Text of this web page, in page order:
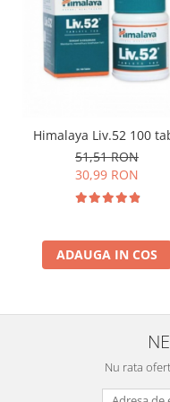
Himalaya Liv.52 100
51,51 RON
30,99 RON
ADAUGA IN COS
Nu rata